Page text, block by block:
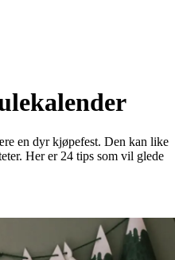
en dyr kjøpefest. Den kan like
Her er 24 tips som vil glede